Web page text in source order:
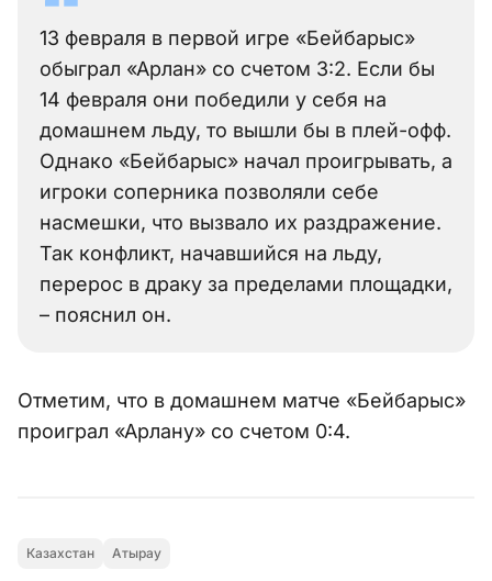
13 февраля в первой игре «Бейбарыс»
обыграл «Арлан» со счетом 3:2. Если бы
14 февраля они победили у себя на
домашнем льду, то вышли бы в плей-офф.
Однако «Бейбарыс» начал проигрывать, а
игроки соперника позволяли себе
насмешки, что вызвало их раздражение.
Так конфликт, начавшийся на льду,
перерос в драку за пределами площадки,
– пояснил он.
Отметим, что в домашнем матче «Бейбарыс»
проиграл «Арлану» со счетом 0:4.
Казахстан Атырау